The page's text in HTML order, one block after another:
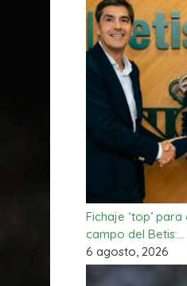
Fichaje ‘top’
campo del Betis:…
6 agosto, 2026